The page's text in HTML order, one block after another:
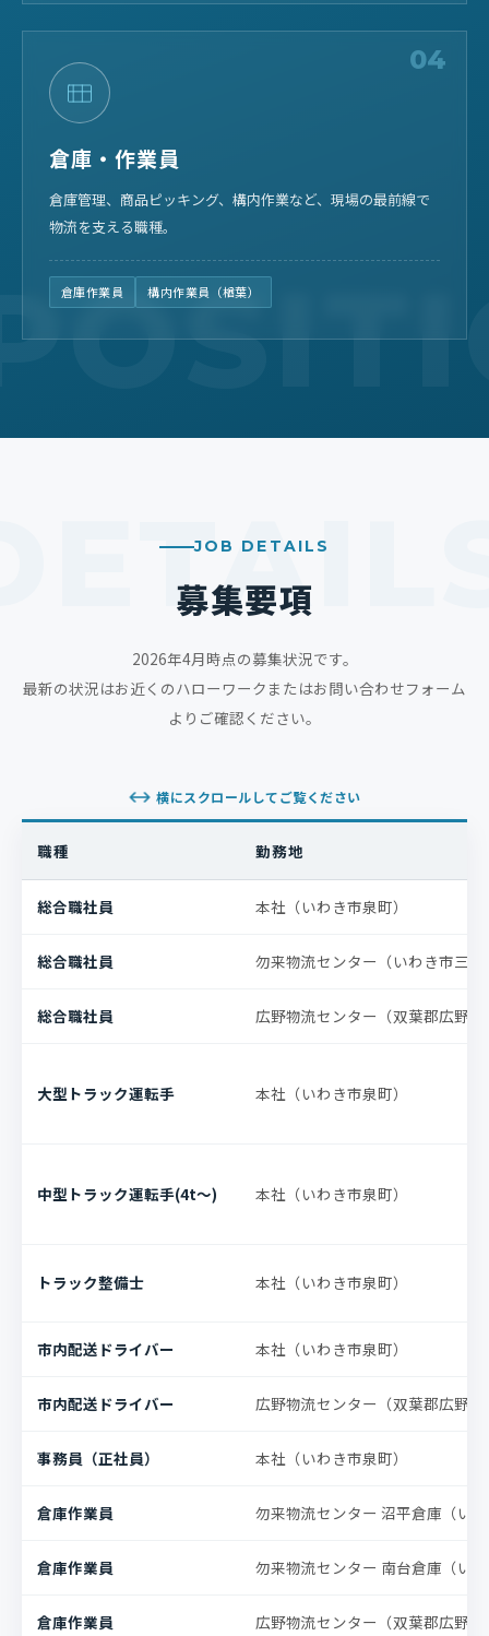
04
倉庫・作業員
倉庫管理、商品ピッキング、構内作業など、現場の最前線で
物流を支える職種。
倉庫作業員 構内作業員（楢葉）
JOB DETAILS
募集要項
2026年4月時点の募集状況です。
最新の状況はお近くのハローワークまたはお問い合わせフォーム
よりご確認ください。
横にスクロールしてご覧ください
職種 勤務地
総合職社員 本社（いわき市泉町）
総合職社員 勿来物流センター（いわき市三沢
総合職社員 広野物流センター（双葉郡広野町
大型トラック運転手 本社（いわき市泉町）
中型トラック運転手(4t〜) 本社（いわき市泉町）
トラック整備士 本社（いわき市泉町）
市内配送ドライバー 本社（いわき市泉町）
市内配送ドライバー 広野物流センター（双葉郡広野町
事務員（正社員） 本社（いわき市泉町）
倉庫作業員 勿来物流センター 沼平倉庫（い
倉庫作業員 勿来物流センター 南台倉庫（い
倉庫作業員 広野物流センター（双葉郡広野町